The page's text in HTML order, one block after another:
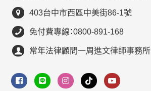
403台中市西區中美街86-1號
免付費專線：0800-891-168
常年法律顧問一周進文律師事務所